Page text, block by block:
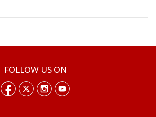
FOLLOW US ON